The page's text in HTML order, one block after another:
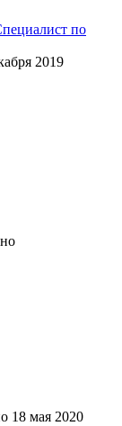
по
2019
18 мая 2020